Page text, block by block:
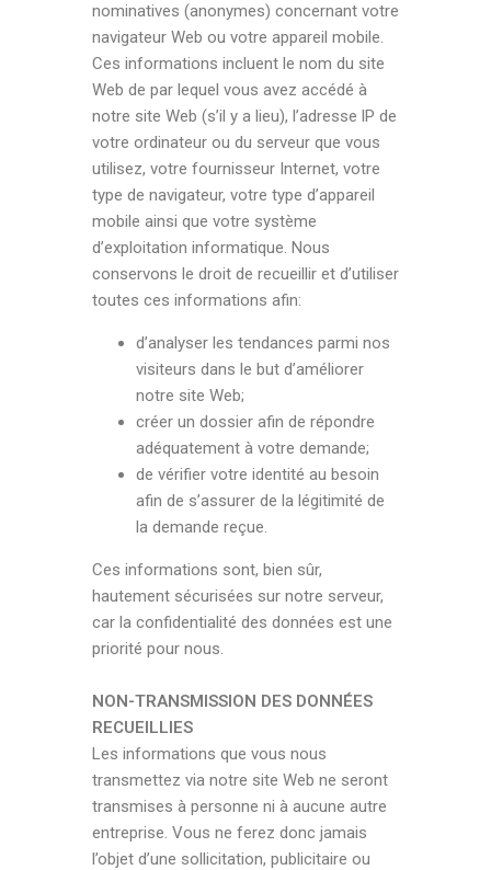
nominatives (anonymes) concernant votre
navigateur Web ou votre appareil mobile.
Ces informations incluent le nom du site
Web de par lequel vous avez accédé à
notre site Web (s’il y a lieu), l’adresse lP de
votre ordinateur ou du serveur que vous
utilisez, votre fournisseur Internet, votre
type de navigateur, votre type d’appareil
mobile ainsi que votre système
d’exploitation informatique. Nous
conservons le droit de recueillir et d’utiliser
toutes ces informations afin:
d’analyser les tendances parmi nos
visiteurs dans le but d’améliorer
notre site Web;
créer un dossier afin de répondre
adéquatement à votre demande;
de vérifier votre identité au besoin
afin de s’assurer de la légitimité de
la demande reçue.
Ces informations sont, bien sûr,
hautement sécurisées sur notre serveur,
car la confidentialité des données est une
priorité pour nous.
NON-TRANSMISSION DES DONNÉES
RECUEILLIES
Les informations que vous nous
transmettez via notre site Web ne seront
transmises à personne ni à aucune autre
entreprise. Vous ne ferez donc jamais
l’objet d’une sollicitation, publicitaire ou